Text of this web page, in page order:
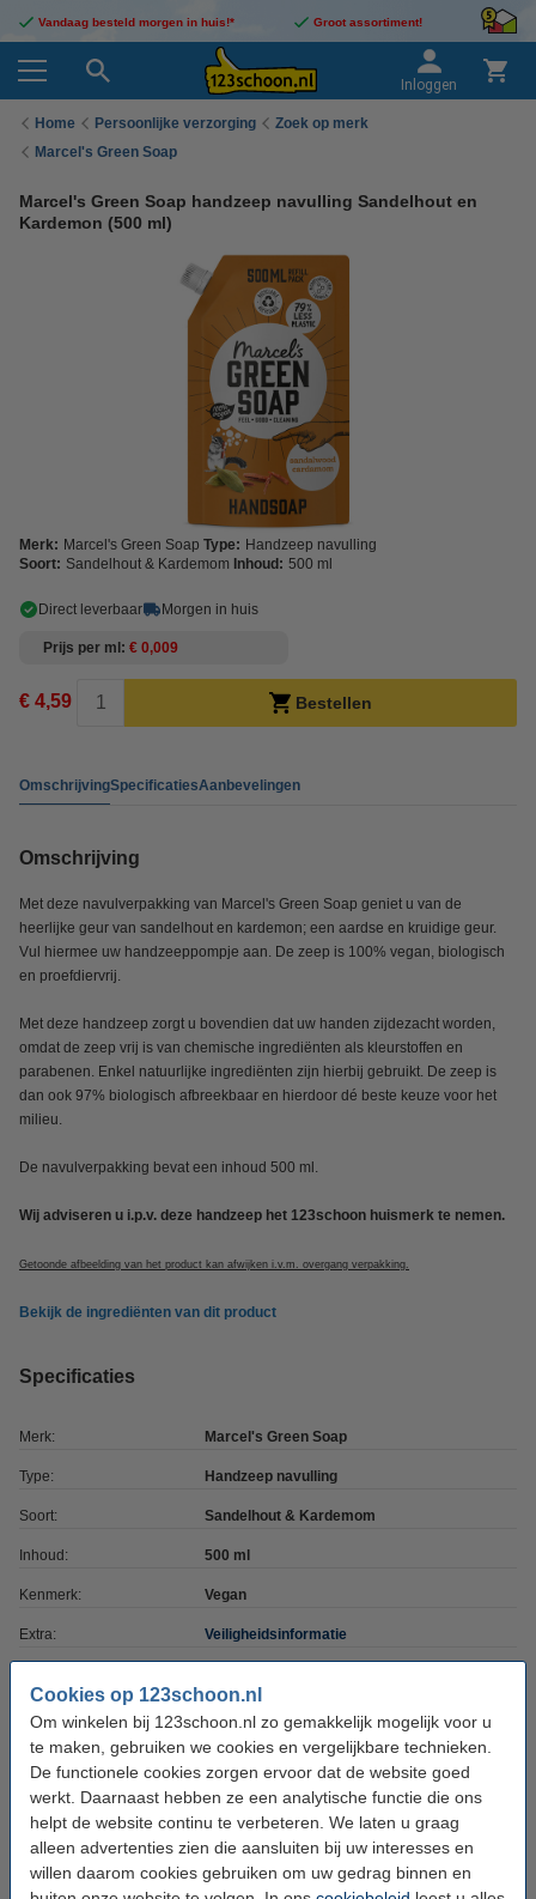
Cookies op 123schoon.nl
Om winkelen bij 123schoon.nl zo gemakkelijk mogelijk voor u
te maken, gebruiken we cookies en vergelijkbare technieken.
De functionele cookies zorgen ervoor dat de website goed
werkt. Daarnaast hebben ze een analytische functie die ons
helpt de website continu te verbeteren. We laten u graag
alleen advertenties zien die aansluiten bij uw interesses en
willen daarom cookies gebruiken om uw gedrag binnen en
Vandaag besteld morgen in huis!* Groot assortiment!
Inloggen
Home Persoonlijke verzorging
Zoek op merk
Marcel's Green Soap
Marcel's Green Soap handzeep navulling Sandelhout en
Kardemon (500 ml)
Merk: Marcel's Green Soap Type: Handzeep navulling
Soort: Sandelhout & Kardemom Inhoud: 500 ml
Direct leverbaar Morgen in huis
Prijs per ml € 0,009
€ 4,59 Bestellen
OmschrijvingSpecificatiesAanbevelingen
Omschrijving
Met deze navulverpakking van Marcel's Green Soap geniet u van de
heerlijke geur van sandelhout en kardemon; een aardse en kruidige geur.
Vul hiermee uw handzeeppompje aan. De zeep is 100% vegan, biologisch
en proefdiervrij.
Met deze handzeep zorgt u bovendien dat uw handen zijdezacht worden,
omdat de zeep vrij is van chemische ingrediënten als kleurstoffen en
parabenen. Enkel natuurlijke ingrediënten zijn hierbij gebruikt. De zeep is
dan ook 97% biologisch afbreekbaar en hierdoor dé beste keuze voor het
milieu.
De navulverpakking bevat een inhoud 500 ml.
Wij adviseren u i.p.v. deze handzeep het 123schoon huismerk te nemen.
Getoonde afbeelding van het product kan afwijken i.v.m. overgang verpakking.
Bekijk de ingrediënten van dit product
Specificaties
Merk: Marcel's Green Soap
Type: Handzeep navulling
Soort: Sandelhout & Kardemom
Inhoud: 500 ml
Kenmerk: Vegan
Extra: Veiligheidsinformatie
Bespaar met ons huismerk
Handzeep appel 1 liter navulling (123schoon
huismerk)
€ 3,99
Aanbieding:
6 zakken - 3000 ml